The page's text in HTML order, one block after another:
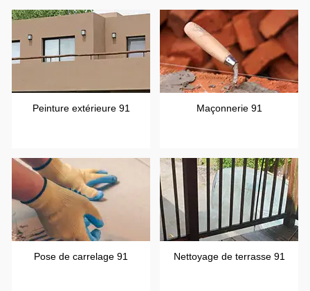
Peinture extérieure 91 Maçonnerie 91
Pose de carrelage 91 Nettoyage de terrasse 91